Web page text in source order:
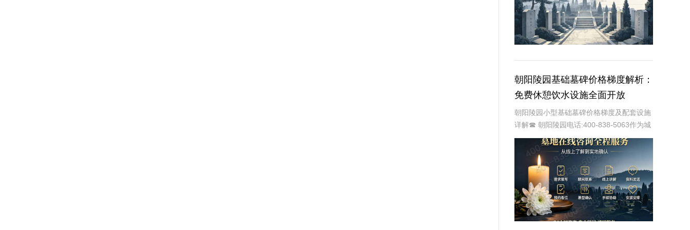
朝阳陵园基础墓碑价格梯度解析：
免费休憩饮水设施全面开放
朝阳陵园小型基础墓碑价格梯度及配套设施
详解☎ 朝阳陵园电话:400-838-5063作为城
市中领先的殡葬服务提供商，朝阳陵园始终
以提供便捷、温馨、人性化的服务为己任。
其中，小型基础墓碑因其经济实惠的